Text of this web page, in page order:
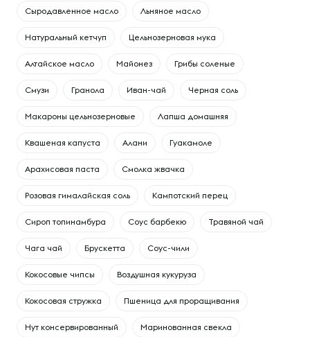
Сыродавленное масло Льняное масло
Натуральный кетчуп Цельнозерновая мука
Алтайское масло Майонез Грибы соленые
Смузи Гранола Иван-чай Черная соль
Макароны цельнозерновые Лапша домашняя
Квашеная капуста Алани Гуакамоле
Арахисовая паста Смолка жвачка
Розовая гималайская соль Кампотский перец
Сироп топинамбура Соус барбекю Травяной чай
Чага чай Брускетта Соус-чили
Кокосовые чипсы Воздушная кукуруза
Кокосовая стружка Пшеница для проращивания
Нут консервированный Маринованная свекла